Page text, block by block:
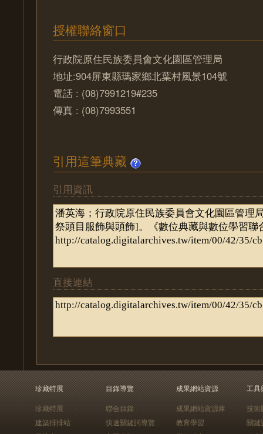
授權聯絡窗口
行政院原住民族委員會文化園區管理局
地址:904屏東縣瑪家鄉北葉村風景104號
電話 : (08)7991219#235
傳真 : (08)7993551
引用這筆典藏
引用資訊
直接連結
珍藏特展
珍藏特展
建築排排站
目錄導覽
聯合目錄
快速關鍵詞導覽
成果網站資源
成果網站資源庫
教育學習
工具
技術
關鍵